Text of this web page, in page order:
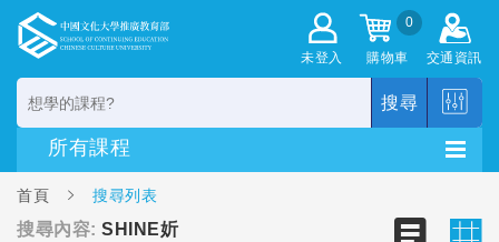
未登入
0
購物車 交通資訊
搜尋
首頁 搜尋列表
搜尋內容: SHINE妡